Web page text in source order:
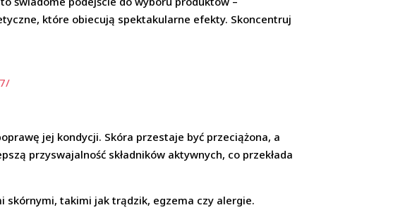
które obiecują spektakularne efekty. Skoncentruj
jej kondycji. Skóra przestaje być przeciążona, a
przyswajalność składników aktywnych, co przekłada
skórnymi, takimi jak trądzik, egzema czy alergie.